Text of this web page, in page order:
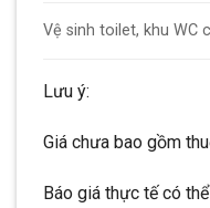
Vệ sinh toilet, khu WC
Lưu ý:
Giá chưa bao gồm
Báo giá thực tế có